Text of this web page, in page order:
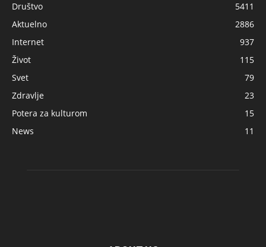
Društvo
5411
Aktuelno
2886
Internet
937
Život
115
Svet
79
Zdravlje
23
Potera za kulturom
15
News
11